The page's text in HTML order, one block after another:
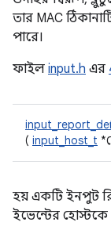
তার MAC
পারে।
ফাইল input.h এর
( input_host_t
হয় একটি ইনপুট
ইভেন্টের